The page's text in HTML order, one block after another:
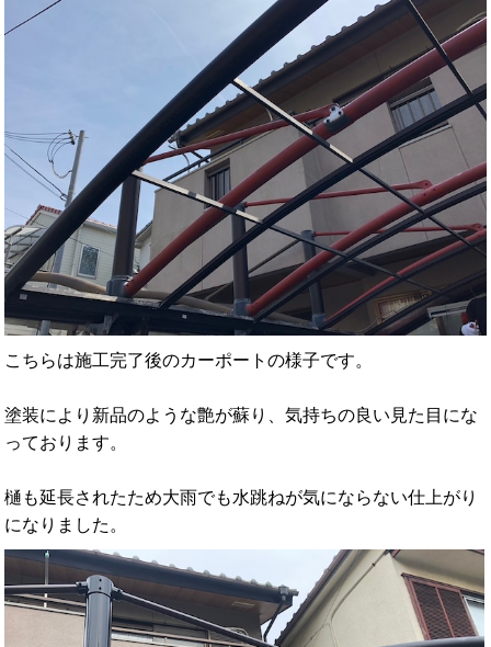
こちらは施工完了後のカーポートの様子です。
塗装により新品のような艶が蘇り、気持ちの良い見た目にな
っております。
樋も延長されたため大雨でも水跳ねが気にならない仕上がり
になりました。